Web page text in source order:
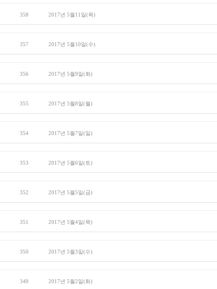
358 2017년 5월11일(목)
357 2017년 5월10일(수)
356 2017년 5월9일(화)
355 2017년 5월8일(월)
354 2017년 5월7일(일)
353 2017년 5월6일(토)
352 2017년 5월5일(금)
351 2017년 5월4일(목)
350 2017년 5월3일(수)
349 2017년 5월2일(화)